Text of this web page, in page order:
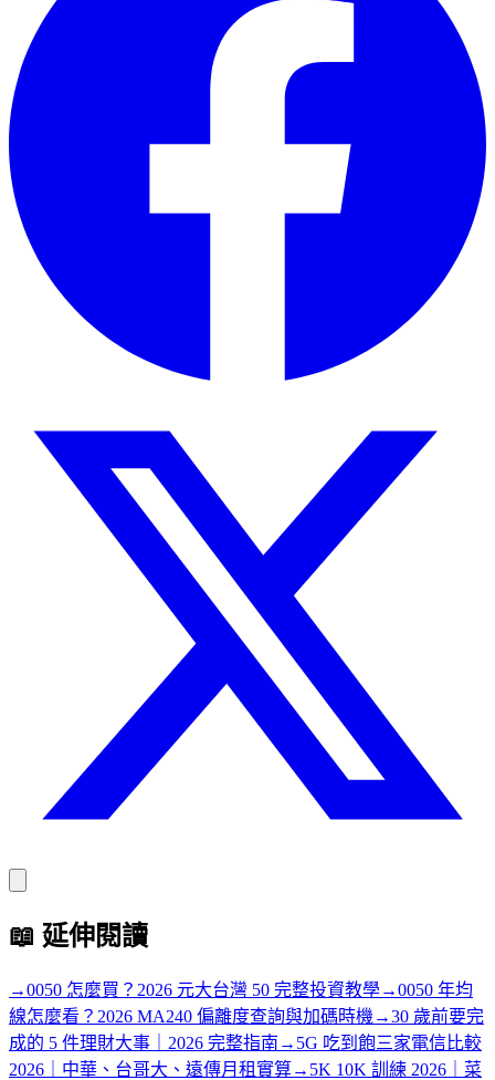
📖 延伸閱讀
→0050 怎麼買？2026 元大台灣 50 完整投資教學→0050 年均
線怎麼看？2026 MA240 偏離度查詢與加碼時機 →30 歲前要完
成的 5 件理財大事｜2026 完整指南 → 5G 吃到飽三家電信比較
2026｜中華、台哥大、遠傳月租實算→ 5K 10K 訓練 2026｜菜